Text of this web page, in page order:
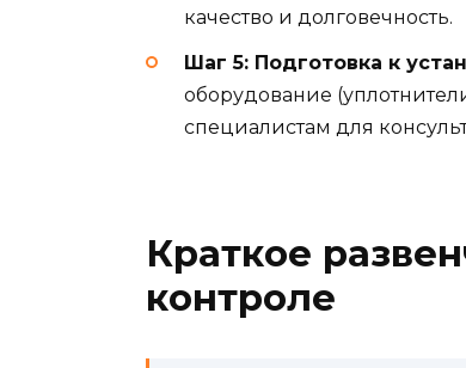
качество и долговечность.
Шаг 5: Подготовка к
оборудование
специалистам для
Краткое
контроле